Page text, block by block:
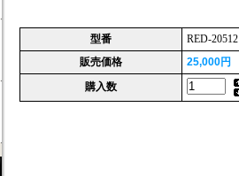
型番
RED-20512
販売価格
25,000円
購入数